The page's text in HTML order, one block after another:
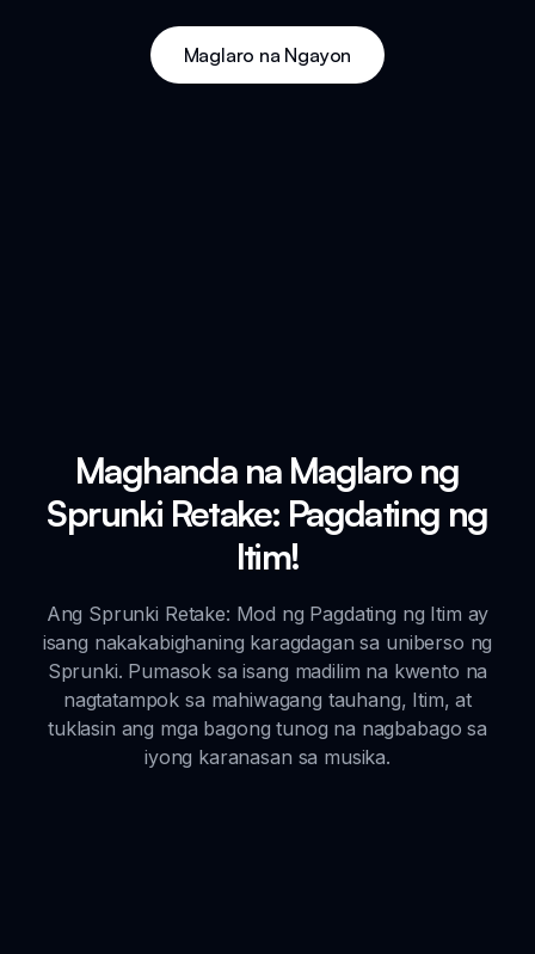
Maglaro na Ngayon
Maghanda na Maglaro ng
Sprunki Retake: Pagdating ng
Itim!
Ang Sprunki Retake: Mod ng Pagdating ng Itim ay
isang nakakabighaning karagdagan sa uniberso ng
Sprunki. Pumasok sa isang madilim na kwento na
nagtatampok sa mahiwagang tauhang, Itim, at
tuklasin ang mga bagong tunog na nagbabago sa
iyong karanasan sa musika.